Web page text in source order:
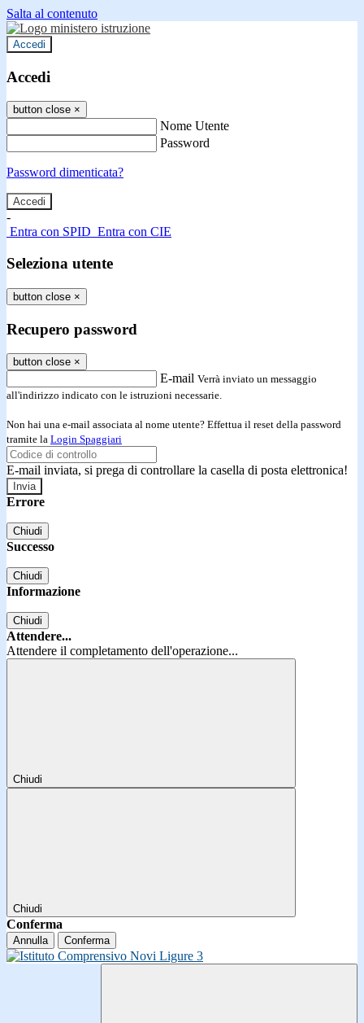
Salta al contenuto
Accedi
Accedi
button close ×
Nome Utente
Password
Password dimenticata?
-
Entra con SPID Entra con CIE
Seleziona utente
button close ×
Recupero password
button close ×
E-mail Verrà inviato un messaggio
all'indirizzo indicato con le istruzioni necessarie.
Non hai una e-mail associata al nome utente? Effettua il reset della password
tramite la Login Spaggiari
E-mail inviata, si prega di controllare la casella di posta elettronica!
Errore
Chiudi
Successo
Chiudi
Informazione
Chiudi
Attendere...
Attendere il completamento dell'operazione...
Chiudi
Chiudi
Conferma
Annulla Conferma